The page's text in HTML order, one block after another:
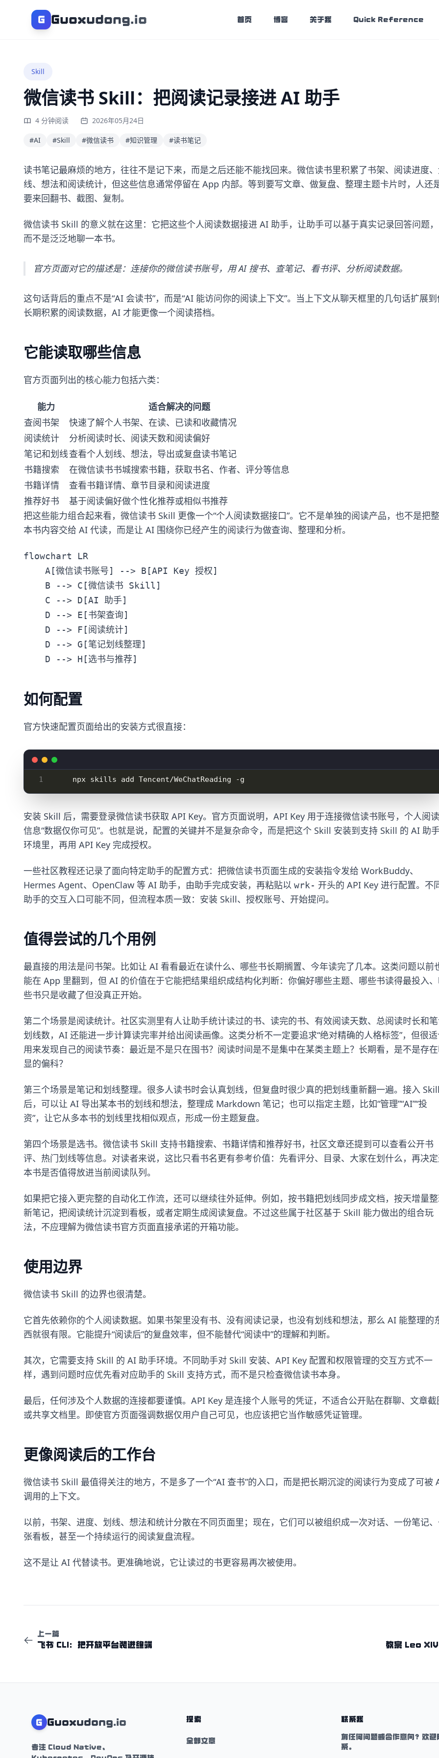
G Guoxudong.io 首页 博客 关于我 Quick Reference
Skill
微信读书 Skill：把阅读记录接进 AI 助手
4 分钟阅读 2026年05月24日
#AI #Skill #微信读书 #知识管理 #读书笔记
读书笔记最麻烦的地方，往往不是记下来，而是之后还能不能找回来。微信读书里积累了书架、阅读进度
线、想法和阅读统计，但这些信息通常停留在 App 内部。等到要写文章、做复盘、整理主题卡片时，人还
要来回翻书、截图、复制。
微信读书 Skill 的意义就在这里：它把这些个人阅读数据接进 AI 助手，让助手可以基于真实记录回答问题，
而不是泛泛地聊一本书。
官方页面对它的描述是：连接你的微信读书账号，用 AI 搜书、查笔记、看书评、分析阅读数据。
这句话背后的重点不是“AI 会读书”，而是“AI 能访问你的阅读上下文”。当上下文从聊天框里的几句话扩展
长期积累的阅读数据，AI 才能更像一个阅读搭档。
它能读取哪些信息
官方页面列出的核心能力包括六类：
能力
适合解决的问题
查阅书架
快速了解个人书架、在读、已读和收藏情况
阅读统计
分析阅读时长、阅读天数和阅读偏好
笔记和划线查看个人划线、想法，导出或复盘读书笔记
书籍搜索
在微信读书书城搜索书籍，获取书名、作者、评分等信息
书籍详情
查看书籍详情、章节目录和阅读进度
推荐好书
基于阅读偏好做个性化推荐或相似书推荐
把这些能力组合起来看，微信读书 Skill 更像一个“个人阅读数据接口”。它不是单独的阅读产品，也不是把整
本书内容交给 AI 代读，而是让 AI 围绕你已经产生的阅读行为做查询、整理和分析。
flowchart LR
    A[微信读书账号] --> B[API Key 授权]
    B --> C[微信读书 Skill]
    C --> D[AI 助手]
    D --> E[书架查询]
    D --> F[阅读统计]
    D --> G[笔记划线整理]
如何配置
官方快速配置页面给出的安装方式很直接：
安装 Skill 后，需要登录微信读书获取 API Key。官方页面说明，API Key 用于连接微信读书账号，个人阅读
信息“数据仅你可见”。也就是说，配置的关键并不是复杂命令，而是把这个 Skill 安装到支持 Skill 的 AI 助
环境里，再用 API Key 完成授权。
一些社区教程还记录了面向特定助手的配置方式：把微信读书页面生成的安装指令发给 WorkBuddy、
Hermes Agent、OpenClaw 等 AI 助手，由助手完成安装，再粘贴以 wrk- 开头的 API Key 进行配置。不
助手的交互入口可能不同，但流程本质一致：安装 Skill、授权账号、开始提问。
值得尝试的几个用例
最直接的用法是问书架。比如让 AI 看看最近在读什么、哪些书长期搁置、今年读完了几本。这类问题以前
能在 App 里翻到，但 AI 的价值在于它能把结果组织成结构化判断：你偏好哪些主题、哪些书读得最投入
些书只是收藏了但没真正开始。
第二个场景是阅读统计。社区实测里有人让助手统计读过的书、读完的书、有效阅读天数、总阅读时长和
划线数，AI 还能进一步计算读完率并给出阅读画像。这类分析不一定要追求“绝对精确的人格标签”，但很
用来发现自己的阅读节奏：最近是不是只在囤书？阅读时间是不是集中在某类主题上？长期看，是不是存
显的偏科？
第三个场景是笔记和划线整理。很多人读书时会认真划线，但复盘时很少真的把划线重新翻一遍。接入
后，可以让 AI 导出某本书的划线和想法，整理成 Markdown 笔记；也可以指定主题，比如“管理”“AI”“投
资”，让它从多本书的划线里找相似观点，形成一份主题复盘。
第四个场景是选书。微信读书 Skill 支持书籍搜索、书籍详情和推荐好书，社区文章还提到可以查看公开书
评、热门划线等信息。对读者来说，这比只看书名更有参考价值：先看评分、目录、大家在划什么，再决
本书是否值得放进当前阅读队列。
如果把它接入更完整的自动化工作流，还可以继续往外延伸。例如，按书籍把划线同步成文档，按天增量
新笔记，把阅读统计沉淀到看板，或者定期生成阅读复盘。不过这些属于社区基于 Skill 能力做出的组合玩
法，不应理解为微信读书官方页面直接承诺的开箱功能。
使用边界
微信读书 Skill 的边界也很清楚。
它首先依赖你的个人阅读数据。如果书架里没有书、没有阅读记录，也没有划线和想法，那么 AI 能整理的
西就很有限。它能提升“阅读后”的复盘效率，但不能替代“阅读中”的理解和判断。
其次，它需要支持 Skill 的 AI 助手环境。不同助手对 Skill 安装、API Key 配置和权限管理的交互方式不一
样，遇到问题时应优先看对应助手的 Skill 支持方式，而不是只检查微信读书本身。
最后，任何涉及个人数据的连接都要谨慎。API Key 是连接个人账号的凭证，不适合公开贴在群聊、文章截
或共享文档里。即使官方页面强调数据仅用户自己可见，也应该把它当作敏感凭证管理。
更像阅读后的工作台
微信读书 Skill 最值得关注的地方，不是多了一个“AI 查书”的入口，而是把长期沉淀的阅读行为变成了可被
调用的上下文。
以前，书架、进度、划线、想法和统计分散在不同页面里；现在，它们可以被组织成一次对话、一份笔记
张看板，甚至一个持续运行的阅读复盘流程。
这不是让 AI 代替读书。更准确地说，它让读过的书更容易再次被使用。
上一篇
飞书 CLI：把开放平台装进终端 教宗 Leo XIV
G Guoxudong.io
专注 Cloud Native、
探索
全部文章
联系我
有任何问题或合作意向？欢迎
系。